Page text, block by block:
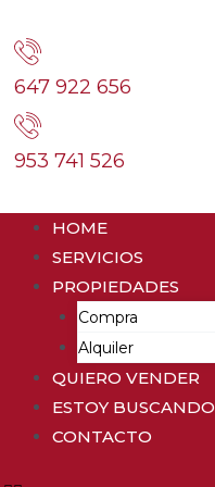
647 922 656
953 741 526
HOME
SERVICIOS
PROPIEDADES
Compra
Alquiler
QUIERO VENDER
ESTOY BUSCANDO
CONTACTO